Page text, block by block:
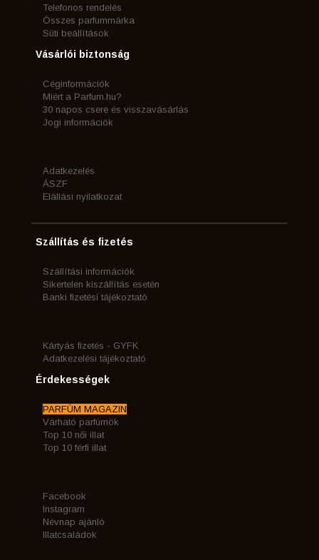
Telefonos rendelés
Összes parfummárka
Süti beállítások
Vásárlói biztonság
Céginformációk
Miért a Parfum.hu?
30 napos csere és visszavásárlás
Jogi információk
Adatkezelés
ÁSZF
Elállási nyilatkozat
Szállítás és fizetés
Szállítási információk
Sikertelen kiszállítás esetén
Banki fizetési tájékoztató
Kártyás fizetés - GYFK
Adatkezelési tájékoztató
Érdekességek
PARFÜM MAGAZIN
Várható parfümök
Top 10 női illat
Top 10 férfi illat
Facebook
Instagram
Névnap ajánló
Illatcsaládok